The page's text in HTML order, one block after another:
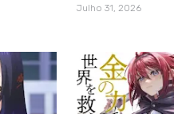
Julho 31, 2026